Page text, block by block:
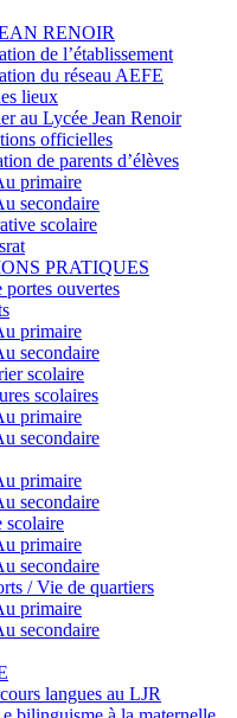
RENOIR
de l’établissement
du réseau AEFE
lieux
au Lycée Jean Renoir
officielles
de parents d’élèves
primaire
secondaire
scolaire
PRATIQUES
portes ouvertes
primaire
secondaire
scolaire
scolaires
primaire
secondaire
primaire
secondaire
scolaire
primaire
secondaire
/ Vie de quartiers
primaire
secondaire
langues au LJR